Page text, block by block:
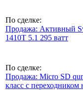
По сделке:
Продажа: Активный
1410T 5.1 295 ватт
По сделке:
Продажа: Micro SD
класс с переходником